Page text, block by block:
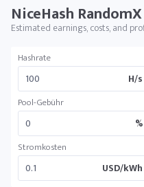
NiceHash
Estimated earnings, costs, and
Hashrate
H/s
Pool-Gebühr
%
Stromkosten
USD/kWh